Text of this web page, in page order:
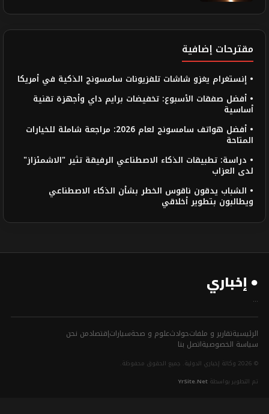
مقترحات إضافية
• إنستغرام يغزو شاشات تلفزيونات سامسونج الذكية في أمريكا
• أفضل صفقات الأسبوع: تخفيضات برايم داي وأجهزة تقنية
أساسية
• أفضل هواتف سامسونج لعام 2026: مراجعة شاملة للخيارات
المتاحة
• دراسة: تطبيقات الذكاء الاصطناعي الرفيقة تثير "الاشمئزاز"
لدى العزاب
• الشباب يدقون ناقوس الخطر بشأن الذكاء الاصطناعي
ويطالبون بتطوير أخلاقي
● إخباري
...
الرئيسيةتقارير و ملفاتحوادثعلوم و صحةسياراتإقتصادمن نحن
سياسة الخصوصيةاتصل بنا
© 2026 وكالة إخباري الدولية. جميع الحقوق محفوظة.
تم التطوير بواسطة YrSite.Net